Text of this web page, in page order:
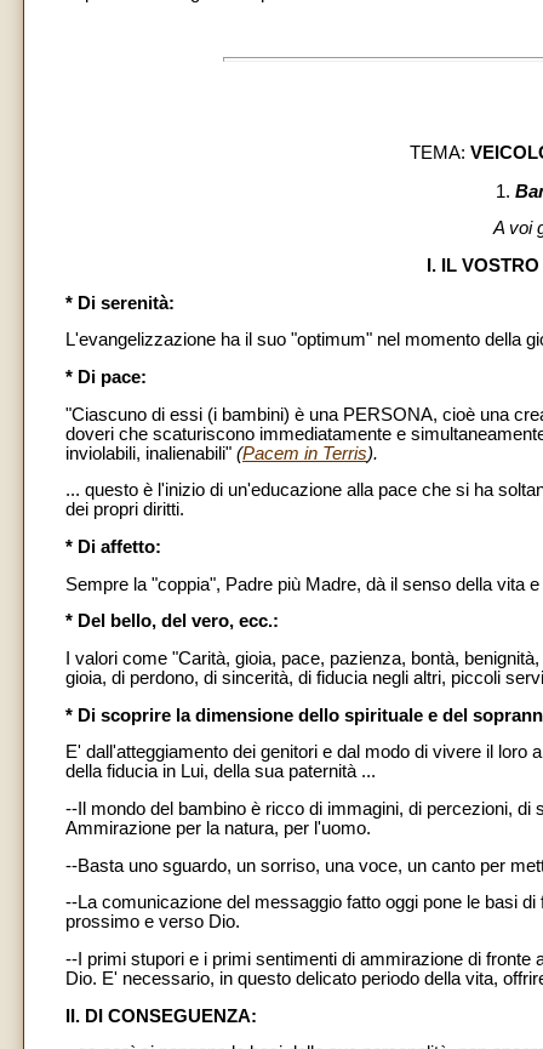
TEMA:
1.
A voi
I. IL
* Di serenità:
L'evangelizzazione ha il suo "optimum" nel momento della
* Di pace:
"Ciascuno di essi (i bambini) è una PERSONA, cioè una
doveri che scaturiscono immediatamente e
inviolabili, inalienabili" (Pacem in Terris).
... questo è l'inizio di un'educazione alla pace che si ha
dei propri diritti.
* Di affetto:
Sempre la "coppia", Padre più Madre, dà il senso della vita
* Del bello, del vero, ecc.:
I valori come "Carità, gioia, pace, pazienza, bontà,
gioia, di perdono, di sincerità, di fiducia negli altri, piccoli
* Di scoprire la dimensione dello spirituale e del
E' dall'atteggiamento dei genitori e dal modo di vivere il
della fiducia in Lui, della sua paternità ...
--Il mondo del bambino è ricco di immagini, di percezioni,
Ammirazione per la natura, per l'uomo.
--Basta uno sguardo, un sorriso, una voce, un canto per
--La comunicazione del messaggio fatto oggi pone le basi
prossimo e verso Dio.
--I primi stupori e i primi sentimenti di ammirazione di
Dio. E' necessario, in questo delicato periodo della vita,
II. DI CONSEGUENZA: